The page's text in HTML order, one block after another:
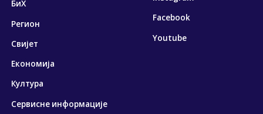
БиХ
Регион
Свијет
Економија
Култура
Сервисне информације
Facebook
Youtube